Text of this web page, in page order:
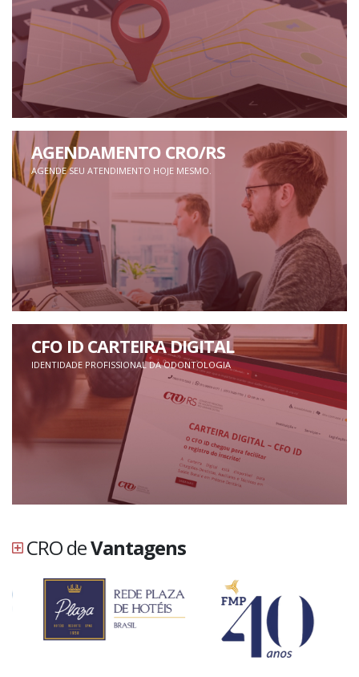
AGENDAMENTO CRO/RS
AGENDE SEU ATENDIMENTO HOJE MESMO.
CFO ID CARTEIRA DIGITAL
IDENTIDADE PROFISSIONAL DA ODONTOLOGIA
CRO deVantagens